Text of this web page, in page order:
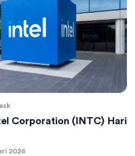
Corporation (INTC) Hari
2026